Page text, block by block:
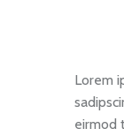
Lorem
eirmod